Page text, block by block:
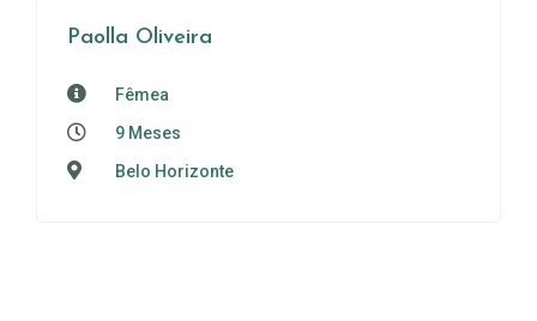
Paolla Oliveira
Fêmea
9 Meses
Belo Horizonte